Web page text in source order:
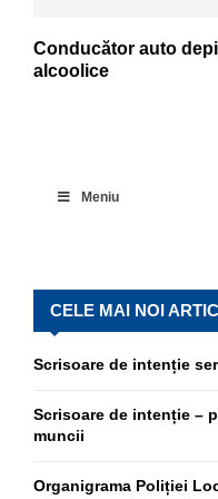
Conducător auto
alcoolice
Meniu
CELE MAI NOI
Scrisoare de intenție
Scrisoare de intenție –
muncii
Organigrama Poliției